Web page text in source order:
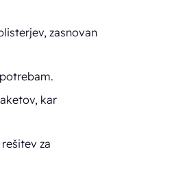
zasnovan
kar
za